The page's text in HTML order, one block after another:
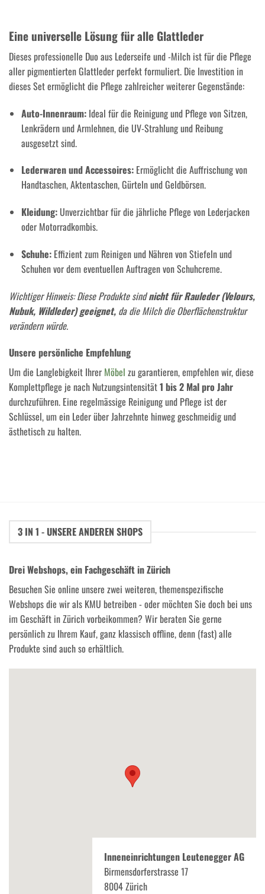
Eine universelle Lösung für alle Glattleder
Dieses professionelle Duo aus Lederseife und -Milch ist für die Pflege
aller pigmentierten Glattleder perfekt formuliert. Die Investition in
dieses Set ermöglicht die Pflege zahlreicher weiterer Gegenstände:
Auto-Innenraum:Ideal für die Reinigung und Pflege von Sitzen,
Lenkrädern und Armlehnen, die UV-Strahlung und Reibung
ausgesetzt sind.
Lederwaren und Accessoires:Ermöglicht die Auffrischung von
Handtaschen, Aktentaschen, Gürteln und Geldbörsen.
Kleidung:Unverzichtbar für die jährliche Pflege von Lederjacken
oder Motorradkombis.
Schuhe:Effizient zum Reinigen und Nähren von Stiefeln und
Schuhen vor dem eventuellen Auftragen von Schuhcreme.
Wichtiger Hinweis: Diese Produkte sindnicht für Rauleder (Velours,
Nubuk, Wildleder) geeignet, da die Milch die Oberflächenstruktur
verändern würde.
Unsere persönliche Empfehlung
Um die Langlebigkeit Ihrer Möbel zu garantieren, empfehlen wir, diese
Komplettpflege je nach Nutzungsintensität1 bis 2 Mal pro Jahr
durchzuführen. Eine regelmässige Reinigung und Pflege ist der
Schlüssel, um ein Leder über Jahrzehnte hinweg geschmeidig und
ästhetisch zu halten.
3 IN 1 - UNSERE ANDEREN SHOPS
Drei Webshops, ein Fachgeschäft in Zürich
Besuchen Sie online unsere zwei weiteren, themenspezifische
Webshops die wir als KMU betreiben - oder möchten Sie doch bei uns
im Geschäft in Zürich vorbeikommen? Wir beraten Sie gerne
persönlich zu Ihrem Kauf, ganz klassisch offline, denn (fast) alle
Produkte sind auch so erhältlich.
Inneneinrichtungen Leutenegger AG
Birmensdorferstrasse 17
8004 Zürich